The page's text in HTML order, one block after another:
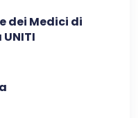
dei Medici di